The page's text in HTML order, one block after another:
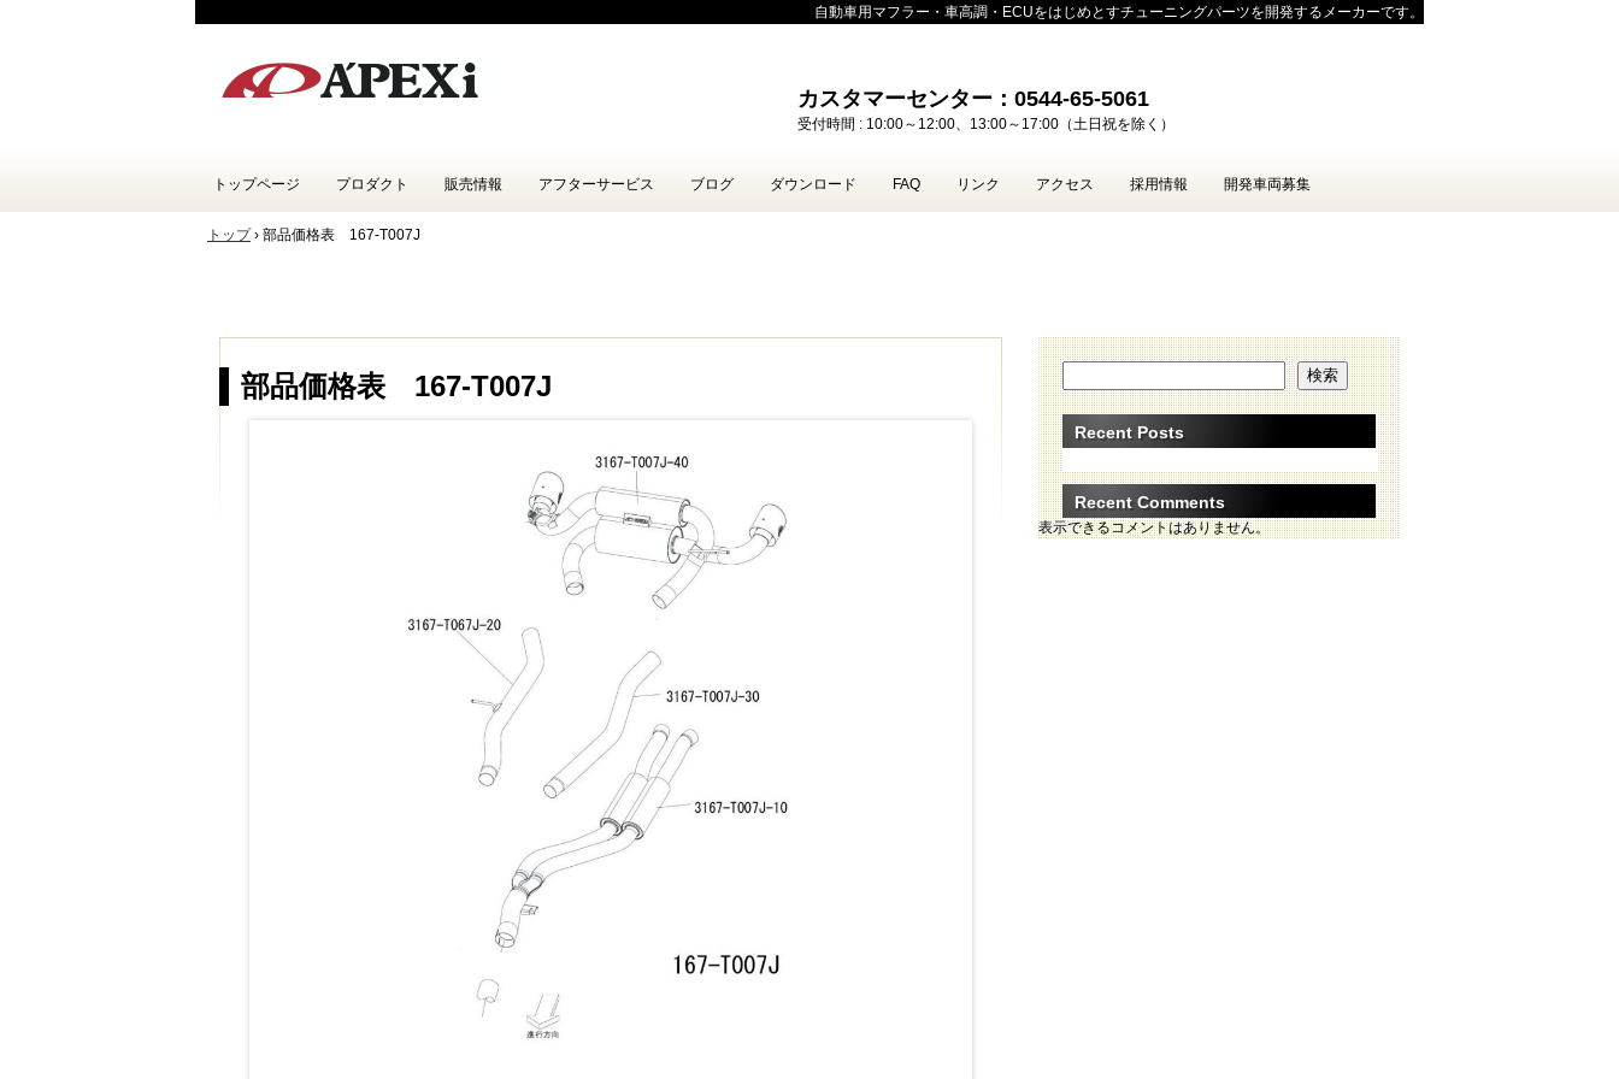
自動車用マフラー・車高調・ECUをはじめとすチューニングパーツを開発するメーカーです。
カスタマーセンター：0544-65-5061
受付時間 : 10:00～12:00、13:00～17:00（土日祝を除く）
トップページ プロダクト 販売情報 アフターサービス ブログ ダウンロード FAQ リンク アクセス 採用情報 開発車両募集
トップ › 部品価格表 167-T007J
部品価格表 167-T007J 検索
Recent Posts
Recent Comments
表示できるコメントはありません。